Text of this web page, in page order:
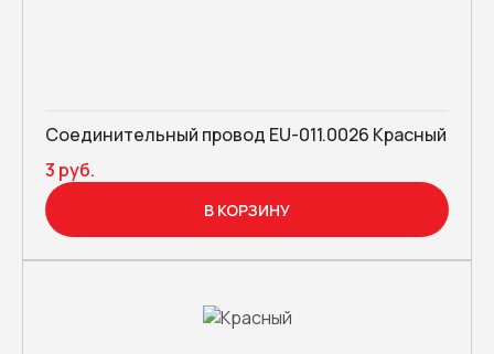
Соединительный провод EU-011.0026 Красный
3 руб.
В КОРЗИНУ